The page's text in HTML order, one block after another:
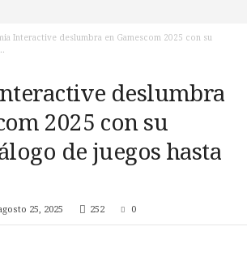
Interactive deslumbra en Gamescom 2025 con su
deslumbra
2025 con su
de juegos hasta
25, 2025 252 0